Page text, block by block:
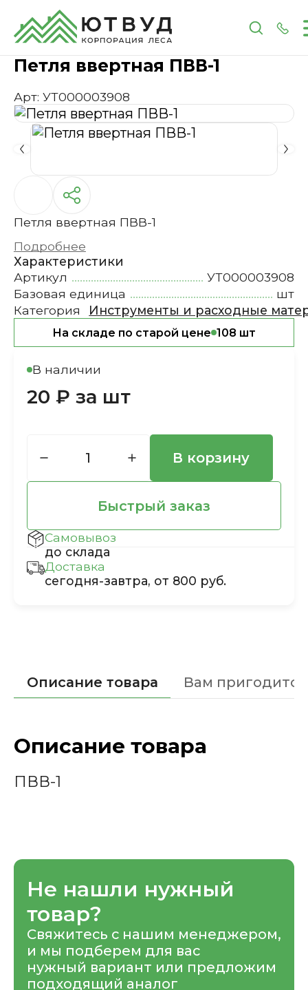
ГлавнаяКаталогИнструменты и расходные
Петля ввертная ПВВ-1
Арт: УТ000003908
Петля ввертная ПВВ-1
Подробнее
Характеристики
Артикул
УТ000003908
Базовая единица
шт
Категория
Инструменты и расходные
На складе по старой цене 108 шт
В наличии
20 ₽ за шт
В корзину
Быстрый заказ
Самовывоз
до склада
Доставка
сегодня-завтра, от 800 руб.
Описание товара Вам пригодится
Описание товара
ПВВ-1
Не нашли нужный
товар?
Свяжитесь с нашим менеджером,
и мы подберем для вас
нужный вариант или предложим
подходящий аналог